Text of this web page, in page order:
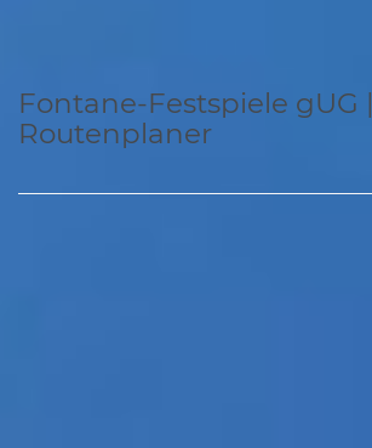
Fontane-Festspiele gUG |
Routenplaner